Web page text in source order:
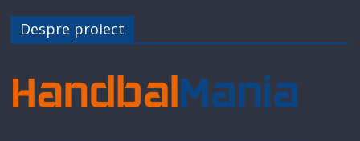
Despre proiect